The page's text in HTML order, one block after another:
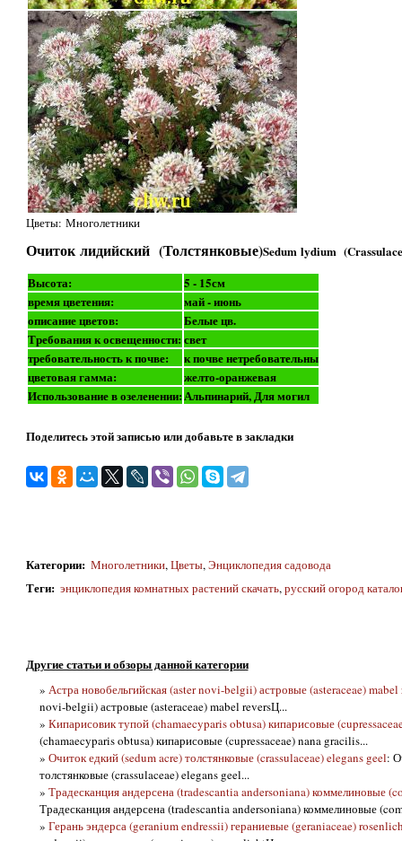
Цветы: Многолетники
Очиток лидийский (Толстянковые)Sedum lydium
Высота:
5 - 15см
время цветения:
май - июнь
описание цветов:
Белые цв.
Требования к освещенности: свет
требовательность к почве:
к почве нетребовательны
цветовая гамма:
желто-оранжевая
Использование в озеленении:Альпинарий, Для могил
Поделитесь этой записью или добавьте в закладки
Категории: Многолетники,Цветы,Энциклопедия садовода
Теги: энциклопедия комнатных растений скачать,русский огород
Другие статьи и обзоры данной категории
» Астра новобельгийская (aster novi-belgii) астровые (asteraceae) mabel
novi-belgii) астровые (asteraceae) mabel reversЦ...
» Кипарисовик тупой (chamaecyparis obtusa) кипарисовые
(chamaecyparis obtusa) кипарисовые (cupressaceae) nana gracilis...
» Очиток едкий (sedum acre) толстянковые (crassulaceae) elegans geel:
толстянковые (crassulaceae) elegans geel...
» Традесканция андерсена (tradescantia andersoniana) коммелиновые
Традесканция андерсена (tradescantia andersoniana) коммелиновые
» Герань эндерса (geranium endressii) гераниевые (geraniaceae)